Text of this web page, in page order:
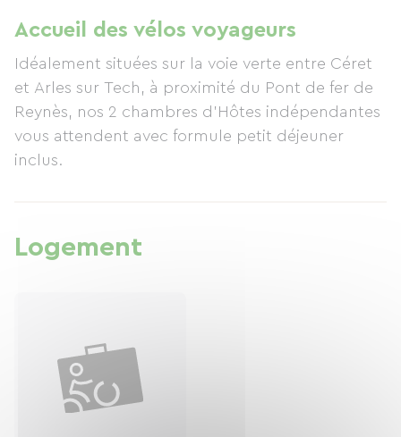
utiliser notre kitchenette à partager avec un
éventuel autre hôte ainsi qu'un lave linge et la
piscine familiale en saison estivale ! Un abri avec
range vélos est à votre disposition ainsi que
quelques outils, un gonfleur et un karcher. Une
borne spécifique pour les cyclistes est aussi sur
la voie verte à proximité 200 mètres de chez
est inclus dans le tarif.
Accueil des vélos voyageurs
Idéalement situées sur la voie verte entre Céret
et Arles sur Tech, à proximité du Pont de fer de
Reynès, nos 2 chambres d'Hôtes indépendantes
vous attendent avec formule petit déjeuner
inclus.
Logement